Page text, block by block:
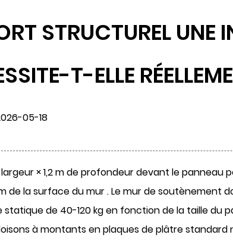
STRUCTUREL UNE
T-ELLE
05-18
largeur × 1,2 m de profondeurdevant le panneau
de la surface du mur. Le mur de soutènement
statique de 40-120 kgen fonction de la taille du
à montants en plaques de plâtre